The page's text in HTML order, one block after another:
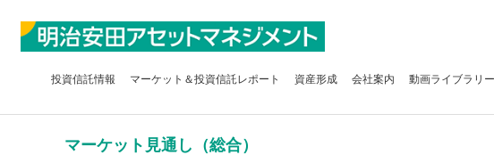
投資信託情報 マーケット＆投資信託レポート 資産形成 会社案内 動画ライブラリー
マーケット見通し（総合）